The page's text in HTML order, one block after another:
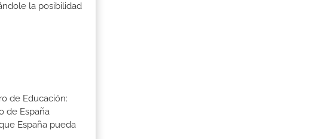
la posibilidad
de Educación:
de España
España pueda